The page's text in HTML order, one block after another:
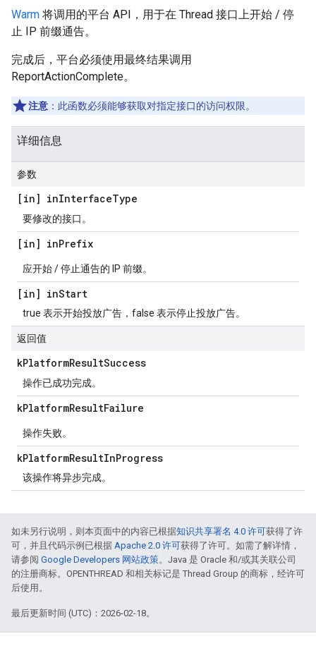
Warm 将调用的平台 API，用于在 Thread 接口上开始 / 停
止 IP 前缀通告。
完成后，平台必须使用最终结果调用
ReportActionComplete。
注意 ：此函数必须能够获取对指定接口的访问权限。
详细信息
参数
[in] inInterfaceType
要修改的接口。
[in] inPrefix
应开始 / 停止通告的 IP 前缀。
[in] inStart
true 表示开始投放广告，false 表示停止投放广告。
返回值
kPlatformResultSuccess
操作已成功完成。
kPlatformResultFailure
操作失败。
kPlatformResultInProgress
该操作将异步完成。
如未另行说明，则本页面中的内容已根据知识共享署名 4.0 许可获得了许
可，并且代码示例已根据 Apache 2.0 许可获得了许可。如需了解详情，
请参阅 Google Developers 网站政策。Java 是 Oracle 和/或其关联公司
的注册商标。OPENTHREAD 和相关标记是 Thread Group 的商标，经许可
后使用。
最后更新时间 (UTC)：2026-02-18。